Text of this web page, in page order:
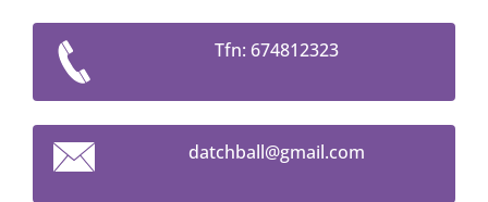
Tfn: 674812323
datchball@gmail.com